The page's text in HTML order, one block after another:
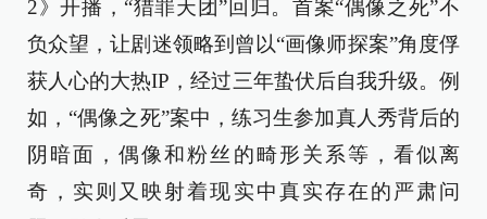
2》开播，“猎罪天团”回归。首案“偶像之死”不
负众望，让剧迷领略到曾以“画像师探案”角度俘
获人心的大热IP，经过三年蛰伏后自我升级。例
如，“偶像之死”案中，练习生参加真人秀背后的
阴暗面，偶像和粉丝的畸形关系等，看似离
奇，实则又映射着现实中真实存在的严肃问